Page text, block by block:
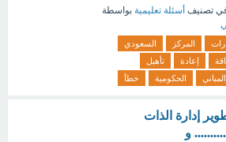
تصنيف أسئلة تعليمية بواسطة
المركز
السعودي
إعادة
تأهيل
الحكومية خطأ
إدارة الذات
و